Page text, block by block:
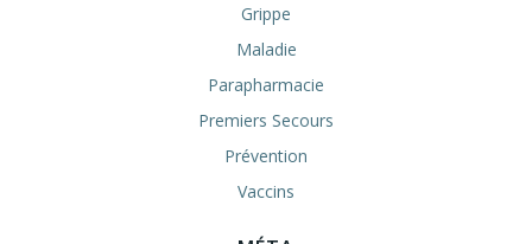
Grippe
Maladie
Parapharmacie
Premiers Secours
Prévention
Vaccins